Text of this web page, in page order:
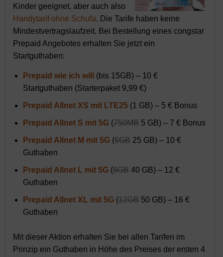
Kinder geeignet, aber auch also
Handytarif ohne Schufa. Die Tarife haben keine
Mindestvertragslaufzeit. Bei Bestellung eines congstar
Prepaid Angebotes erhalten Sie jetzt ein
Startguthaben:
Prepaid wie ich will
(bis 15GB) – 10 €
Startguthaben (Starterpaket 9,99 €)
Prepaid Allnet XS mit LTE25 (1 GB) – 5 € Bonus
Prepaid Allnet S mit 5G (750MB 5 GB) – 7 € Bonus
Prepaid Allnet M mit 5G (6GB 25 GB) – 10 €
Guthaben
Prepaid Allnet L mit 5G (8GB 40 GB) – 12 €
Guthaben
Prepaid Allnet XL mit 5G (12GB 50 GB) – 16 €
Guthaben
Mit dieser Aktion erhalten Sie bei allen Tarifen im
Prinzip ein Guthaben in Höhe des Preises der ersten 4